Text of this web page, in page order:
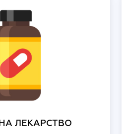
ЛЕКАРСТВО